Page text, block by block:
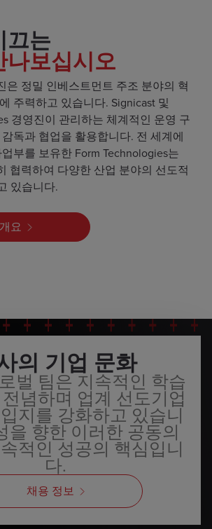
끄는
나보십시오
은 정밀 인베스트먼트 주조 분야의 혁
주력하고 있습니다. Signicast 및
경영진이 관리하는 체계적인 운영 구
독과 협업을 활용합니다. 전 세계에
부를 보유한 Form Technologies는
협력하여 다양한 산업 분야의 선도적
있습니다.
요
의 기업 문화
벌 팀은 지속적인 학습
념하며 업계 선도기업
지를 강화하고 있습니
을 향한 이러한 공동의
적인 성공의 핵심입니
다.
채용 정보